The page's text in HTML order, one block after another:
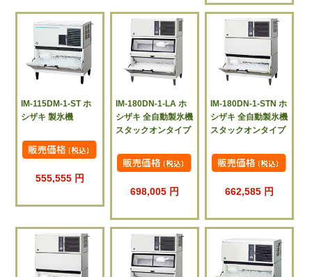
IM-115DM-1-ST ホ
シザキ 製氷機
555,555 円
IM-180DN-1-LA ホ
シザキ 全自動製氷機
スタックオンタイプ
698,005 円
IM-180DN-1-STN ホ
シザキ 全自動製氷機
スタックオンタイプ
662,585 円